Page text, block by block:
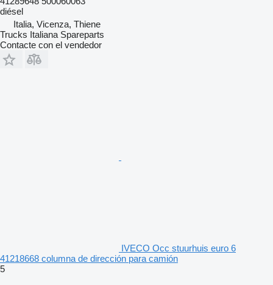
diésel
Italia, Vicenza, Thiene
Trucks Italiana Spareparts
Contacte con el vendedor
IVECO Occ stuurhuis euro 6
41218668 columna de dirección para camión
5